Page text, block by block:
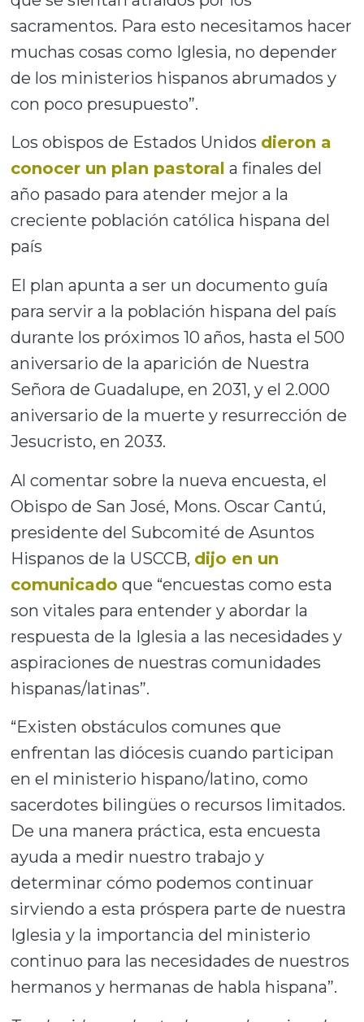
sacramentos. Para esto necesitamos hacer
muchas cosas como Iglesia, no depender
de los ministerios hispanos abrumados y
con poco presupuesto”.
Los obispos de Estados Unidos dieron a
conocer un plan pastoral a finales del
año pasado para atender mejor a la
creciente población católica hispana del
país
El plan apunta a ser un documento guía
para servir a la población hispana del país
durante los próximos 10 años, hasta el 500
aniversario de la aparición de Nuestra
Señora de Guadalupe, en 2031, y el 2.000
aniversario de la muerte y resurrección de
Jesucristo, en 2033.
Al comentar sobre la nueva encuesta, el
Obispo de San José, Mons. Oscar Cantú,
presidente del Subcomité de Asuntos
Hispanos de la USCCB, dijo en un
comunicado que “encuestas como esta
son vitales para entender y abordar la
respuesta de la Iglesia a las necesidades y
aspiraciones de nuestras comunidades
hispanas/latinas”.
“Existen obstáculos comunes que
enfrentan las diócesis cuando participan
en el ministerio hispano/latino, como
sacerdotes bilingües o recursos limitados.
De una manera práctica, esta encuesta
ayuda a medir nuestro trabajo y
determinar cómo podemos continuar
sirviendo a esta próspera parte de nuestra
Iglesia y la importancia del ministerio
continuo para las necesidades de nuestros
hermanos y hermanas de habla hispana”.